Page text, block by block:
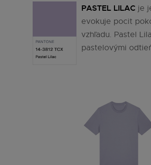
PASTEL LILAC je
evokuje pocit
vzhľadu. Pastel
pastelovými